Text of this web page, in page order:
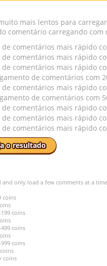
mais lentos para
comentário carregando com
comentários mais rápido
comentários mais rápido
comentários mais rápido
de comentários com
comentários mais rápido
de comentários com
comentários mais rápido
comentários mais rápido
comentários mais rápido
o resultado
only load a few comments at a
coins
coins
coins
coins
coins